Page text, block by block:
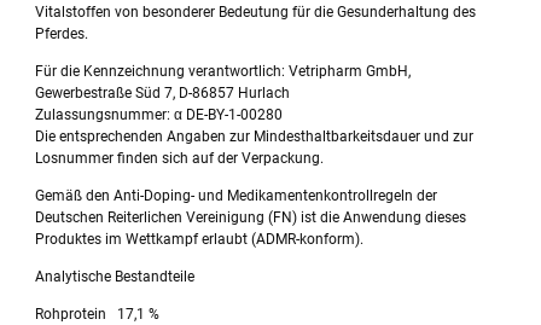
Vitalstoffen von besonderer Bedeutung für die Gesunderhaltung des
Pferdes.
Für die Kennzeichnung verantwortlich: Vetripharm GmbH,
Gewerbestraße Süd 7, D-86857 Hurlach
Zulassungsnummer: α DE-BY-1-00280
Die entsprechenden Angaben zur Mindesthaltbarkeitsdauer und zur
Losnummer finden sich auf der Verpackung.
Gemäß den Anti-Doping- und Medikamentenkontrollregeln der
Deutschen Reiterlichen Vereinigung (FN) ist die Anwendung dieses
Produktes im Wettkampf erlaubt (ADMR-konform).
Analytische Bestandteile
Rohprotein 17,1 %